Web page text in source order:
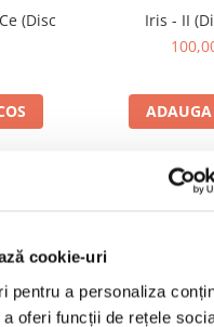
cookie-uri
pentru a personaliza
oferi funcții de rețele
(Disc
Iris - II
Unknown